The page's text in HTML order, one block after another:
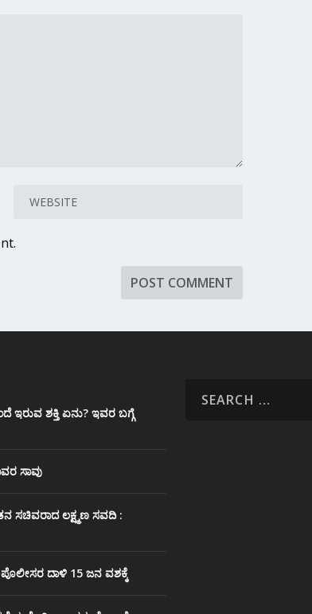
ಇರುವ ಶಕ್ತಿ ಏನು? ಇವರ ಬಗ್ಗೆ
ಸಾವು
ಸಚಿವರಾದ ಲಕ್ಷ್ಮಣ ಸವದಿ :
ದಾಳಿ 15 ಜನ ವಶಕ್ಕೆ